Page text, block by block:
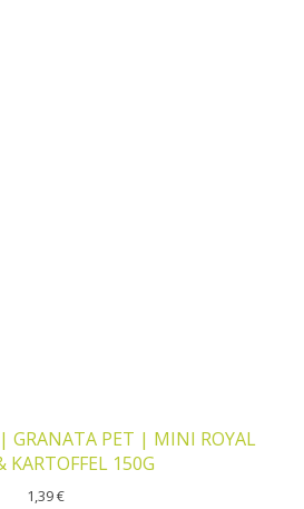
GRANATA PET | MINI ROYAL
KARTOFFEL 150G
1,39€